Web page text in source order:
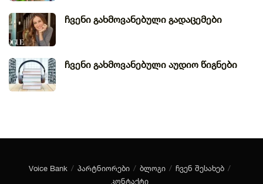
ჩვენი გახმოვანებული გადაცემები
ჩვენი გახმოვანებული აუდიო წიგნები
Voice Bank პარტნიორები ბლოგი
ჩვენ შესახებ
კონტაქტი